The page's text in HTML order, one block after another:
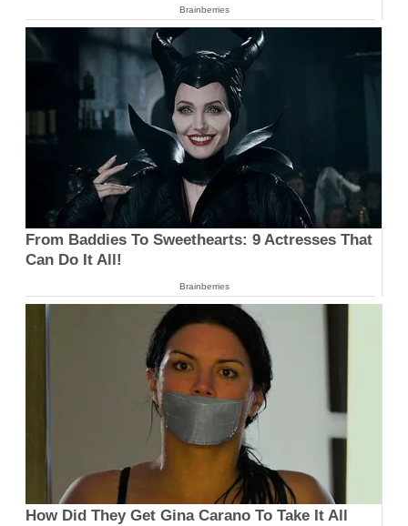
Brainberries
From Baddies To Sweethearts: 9 Actresses That
Can Do It All!
Brainberries
How Did They Get Gina Carano To Take It All